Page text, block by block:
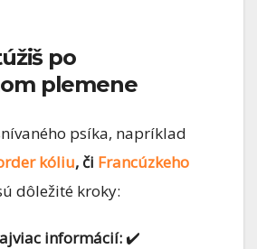
po
plemene
psíka, napríklad
kóliu, či Francúzkeho
dôležité kroky:
informácií: ✔️